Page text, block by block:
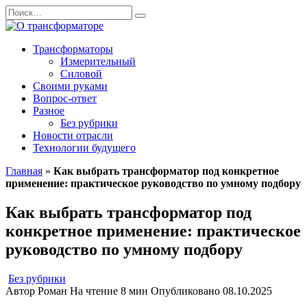
Перейти
к
содержанию
Search
for:
Трансформаторы
Измерительный
Силовой
Своими руками
Вопрос-ответ
Разное
Без рубрики
Новости отрасли
Технологии будущего
Главная » Как выбрать трансформатор под конкретное
применение: практическое руководство по умному подбору
Как выбрать трансформатор под
конкретное применение: практическое
руководство по умному подбору
Без рубрики
Автор Роман На чтение 8 мин Опубликовано 08.10.2025